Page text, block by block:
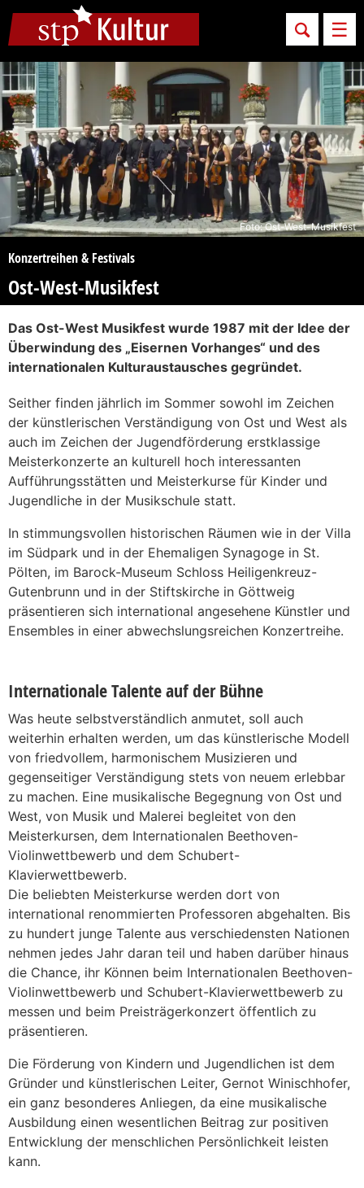
Springe direkt zu:
Konzertreihen & Festivals
Ost-West-Musikfest
Foto: Ost-West-Musikfest
Das Ost-West Musikfest wurde 1987 mit der Idee der
Überwindung des „Eisernen Vorhanges“ und des
internationalen Kulturaustausches gegründet.
Seither finden jährlich im Sommer sowohl im Zeichen
der künstlerischen Verständigung von Ost und West als
auch im Zeichen der Jugendförderung erstklassige
Meisterkonzerte an kulturell hoch interessanten
Aufführungsstätten und Meisterkurse für Kinder und
Jugendliche in der Musikschule statt.
In stimmungsvollen historischen Räumen wie in der Villa
im Südpark und in der Ehemaligen Synagoge in St.
Pölten, im Barock-Museum Schloss Heiligenkreuz-
Gutenbrunn und in der Stiftskirche in Göttweig
präsentieren sich international angesehene Künstler und
Ensembles in einer abwechslungsreichen Konzertreihe.
Internationale Talente auf der Bühne
Was heute selbstverständlich anmutet, soll auch
weiterhin erhalten werden, um das künstlerische Modell
von friedvollem, harmonischem Musizieren und
gegenseitiger Verständigung stets von neuem erlebbar
zu machen. Eine musikalische Begegnung von Ost und
West, von Musik und Malerei begleitet von den
Meisterkursen, dem Internationalen Beethoven-
Violinwettbewerb und dem Schubert-
Klavierwettbewerb.
Die beliebten Meisterkurse werden dort von
international renommierten Professoren abgehalten. Bis
zu hundert junge Talente aus verschiedensten Nationen
nehmen jedes Jahr daran teil und haben darüber hinaus
die Chance, ihr Können beim Internationalen Beethoven-
Violinwettbewerb und Schubert-Klavierwettbewerb zu
messen und beim Preisträgerkonzert öffentlich zu
präsentieren.
Die Förderung von Kindern und Jugendlichen ist dem
Gründer und künstlerischen Leiter, Gernot Winischhofer,
ein ganz besonderes Anliegen, da eine musikalische
Ausbildung einen wesentlichen Beitrag zur positiven
Entwicklung der menschlichen Persönlichkeit leisten
kann.